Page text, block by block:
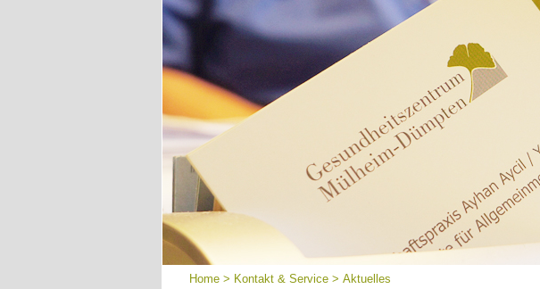
Home > Kontakt & Service > Aktuelles